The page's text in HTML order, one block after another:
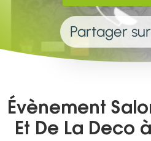
Partager sur
Évènement
Et De La Deco